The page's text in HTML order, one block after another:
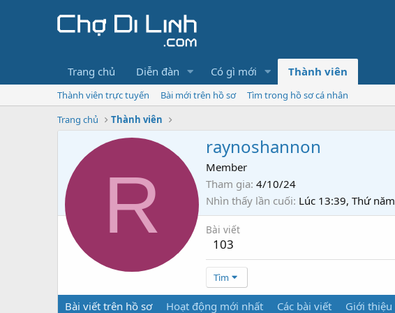
Trang chủ Diễn đàn Có gì mới Thành viên
Thành viên trực tuyến Bài mới trên hồ sơ
Tìm trong hồ sơ cá nhân
Trang chủ
Thành viên
R
raynoshannon
Member
Tham gia 4/10/24
Nhìn thấy lần cuối Lúc 13:39, Thứ năm
Bài viết
103
Tìm
Bài viết trên hồ sơ Hoạt động mới nhất Các bài viết Giới thiệu